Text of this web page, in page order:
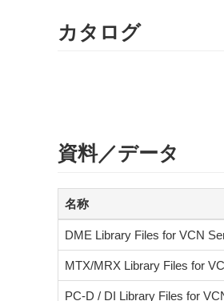
カタログ
資料／データ
名称
DME Library Files for VCN
MTX/MRX Library Files for
PC-D / DI Library Files for